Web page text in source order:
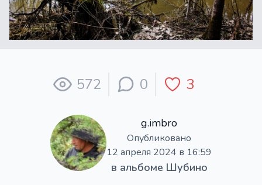
572 0 3
g.imbro
Опубликовано
12 апреля 2024 в 16:59
в альбоме Шубино